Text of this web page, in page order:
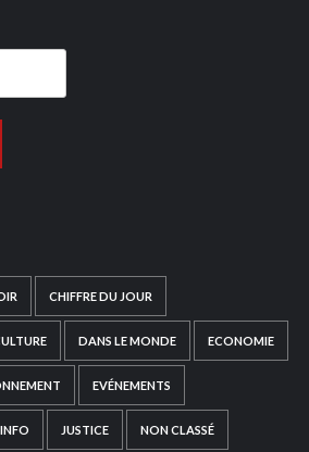
CHIFFRE DU JOUR
DANS LE MONDE ECONOMIE
EVÉNEMENTS
JUSTICE NON CLASSÉ